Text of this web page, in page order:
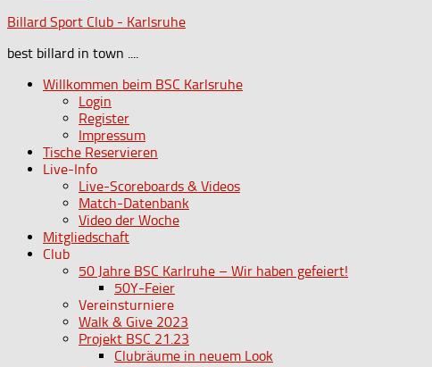
Billard Sport Club - Karlsruhe
best billard in town ....
Willkommen beim BSC Karlsruhe
Login
Register
Impressum
Tische Reservieren
Live-Info
Live-Scoreboards & Videos
Match-Datenbank
Video der Woche
Mitgliedschaft
Club
50 Jahre BSC Karlruhe – Wir haben gefeiert!
50Y-Feier
Vereinsturniere
Walk & Give 2023
Projekt BSC 21.23
Clubräume in neuem Look